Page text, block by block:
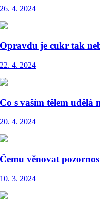
26. 4. 2024
Opravdu je cukr tak
22. 4. 2024
Co s vaším tělem udělá
20. 4. 2024
Čemu věnovat
10. 3. 2024